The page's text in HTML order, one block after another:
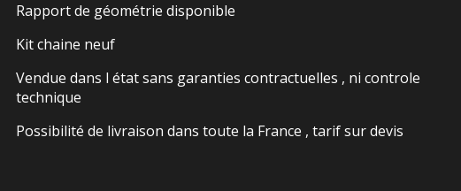
Rapport de géométrie disponible
Kit chaine neuf
Vendue dans l état sans garanties contractuelles , ni controle
technique
Possibilité de livraison dans toute la France , tarif sur devis